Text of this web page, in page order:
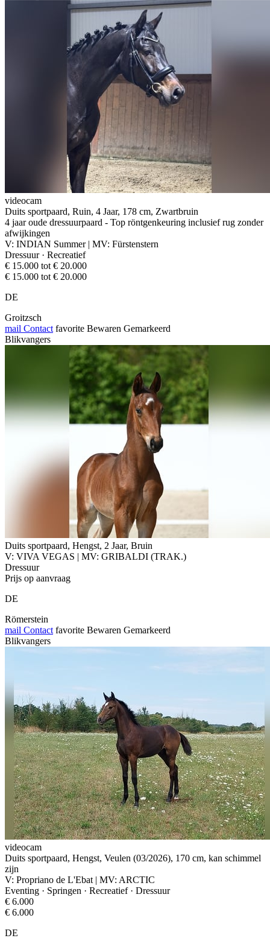
videocam
Duits sportpaard, Ruin, 4 Jaar, 178 cm, Zwartbruin
4 jaar oude dressuurpaard - Top röntgenkeuring inclusief rug zonder
afwijkingen
V: INDIAN Summer | MV: Fürstenstern
Dressuur · Recreatief
€ 15.000 tot € 20.000
€ 15.000 tot € 20.000
DE
Groitzsch
mail Contact favorite Bewaren Gemarkeerd
Blikvangers
Duits sportpaard, Hengst, 2 Jaar, Bruin
V: VIVA VEGAS | MV: GRIBALDI (TRAK.)
Dressuur
Prijs op aanvraag
DE
Römerstein
mail Contact favorite Bewaren Gemarkeerd
Blikvangers
videocam
Duits sportpaard, Hengst, Veulen (03/2026), 170 cm, kan schimmel
zijn
V: Propriano de L'Ebat | MV: ARCTIC
Eventing · Springen · Recreatief · Dressuur
€ 6.000
€ 6.000
DE